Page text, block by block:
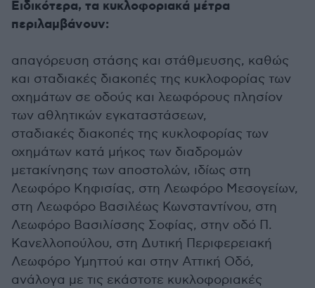
Ειδικότερα, τα κυκλοφοριακά μέτρα
περιλαμβάνουν:
απαγόρευση στάσης και στάθμευσης, καθώς
και σταδιακές διακοπές της κυκλοφορίας των
οχημάτων σε οδούς και λεωφόρους πλησίον
των αθλητικών εγκαταστάσεων,
σταδιακές διακοπές της κυκλοφορίας των
οχημάτων κατά μήκος των διαδρομών
μετακίνησης των αποστολών, ιδίως στη
Λεωφόρο Κηφισίας, στη Λεωφόρο Μεσογείων,
στη Λεωφόρο Βασιλέως Κωνσταντίνου, στη
Λεωφόρο Βασιλίσσης Σοφίας, στην οδό Π.
Κανελλοπούλου, στη Δυτική Περιφερειακή
Λεωφόρο Υμηττού και στην Αττική Οδό,
ανάλογα με τις εκάστοτε κυκλοφοριακές